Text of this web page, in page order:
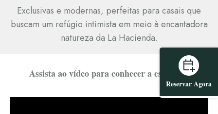
Exclusivas e modernas, perfeitas para casais que
buscam um refúgio intimista em meio à encantadora
natureza da La Hacienda.
Assista ao vídeo para conhecer a estrutura
Reservar Agora